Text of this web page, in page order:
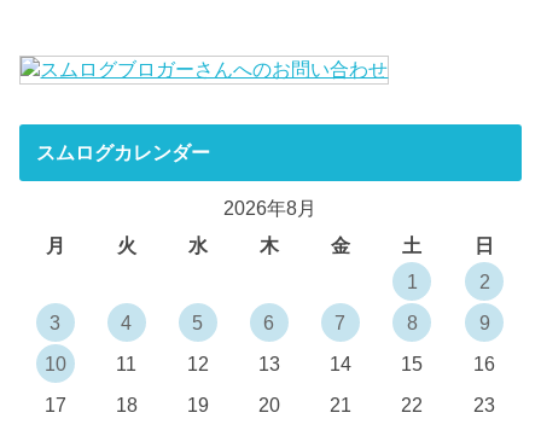
スムログカレンダー
2026年8月
月
火 水 木 金 土
日
1
2
3
4 5 6 7 8
9
10
11 12 13 14 15
16
17
18 19 20 21 22
23